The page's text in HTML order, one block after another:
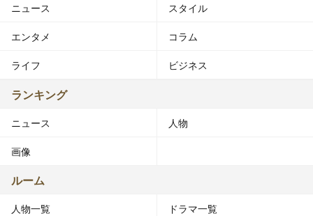
ニュース スタイル
エンタメ コラム
ライフ ビジネス
ランキング
ニュース 人物
画像
ルーム
人物一覧 ドラマ一覧